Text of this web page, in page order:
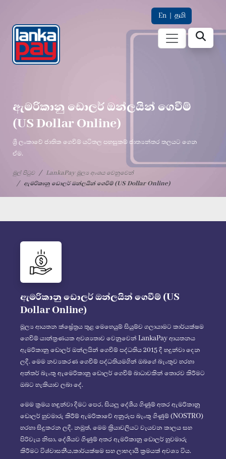
En | தமி
ඇමරිකානු ඩොලර් ඔන්ලයින් ගෙවීම්
(US Dollar Online)
ශ්‍රී ලංකාවේ ජාතික ගෙවීම් යටිතල පහසුකම් ජාත්‍යන්තර තලයට ගෙන
ඒම.
මුල් පිටුව
LankaPay මූල්‍ය අංශය වෙනුවෙන්
ඇමරිකානු ඩොලර් ඔන්ලයින් ගෙවීම් (US Dollar Online)
ඇමරිකානු ඩොලර් ඔන්ලයින් ගෙවීම් (US
Dollar Online)
මූල්‍ය ආයතන ක්ෂ්‍රේත්‍රය තුළ මෙහෙයුම් සියුම්ව ගලායාමට කාර්යක්ෂම
ගෙවීම් යාන්ත්‍රණයක අවශ්‍යතාව වෙනුවෙන් LankaPay ආයතනය
ඇමරිකානු ඩොලර් ඔන්ලයින් ගෙවීම් පද්ධතිය 2015 දී හදුන්වා දෙන
ලදී. මෙම නව්‍යකරණ ගෙවීම් පද්ධතියමගින් ඔබගේ බැංකුව හරහා
අන්තර් බැංකු ඇමෙරිකානු ඩොලර් ගෙවීම් බාධාවකින් තොරව කිරීමට
ඔබට හැකියාව ලබා දේ.
මෙම ක්‍රමය හඳුන්වා දීමට පෙර, සියලු දේශීය ගිණුම් අතර ඇමරිකානු
ඩොලර් හුවමාරු කිරීම් ඇමරිකාවේ අනුරූප බැංකු ගිණුම් (NOSTRO)
හරහා සිදුකරන ලදී. නමුත්, මෙම ක්‍රියාවලියට වැයවන කාලය සහ
පිරිවැය නිසා, දේශීයව ගිණුම් අතර ඇමරිකානු ඩොලර් හුවමාරු
කිරීමට විශ්වාසනීය,කාර්යක්ෂම සහ ලාභදායී ක්‍රමයක් අවශ්‍ය විය.